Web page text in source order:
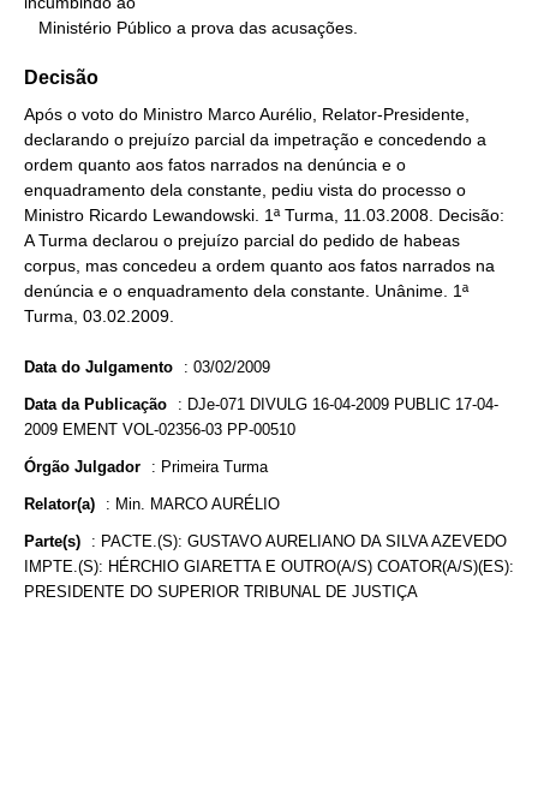
   Ministério Público a prova das acusações.
Decisão
Após o voto do Ministro Marco Aurélio, Relator-Presidente,
declarando o prejuízo parcial da impetração e concedendo a
ordem quanto aos fatos narrados na denúncia e o
enquadramento dela constante, pediu vista do processo o
Ministro Ricardo Lewandowski. 1ª Turma, 11.03.2008. Decisão:
A Turma declarou o prejuízo parcial do pedido de habeas
corpus, mas concedeu a ordem quanto aos fatos narrados na
denúncia e o enquadramento dela constante. Unânime. 1ª
Turma, 03.02.2009.
Data do Julgamento : 03/02/2009
Data da Publicação : DJe-071 DIVULG 16-04-2009 PUBLIC 17-04-
2009 EMENT VOL-02356-03 PP-00510
Órgão Julgador : Primeira Turma
Relator(a) : Min. MARCO AURÉLIO
Parte(s) : PACTE.(S): GUSTAVO AURELIANO DA SILVA AZEVEDO
IMPTE.(S): HÉRCHIO GIARETTA E OUTRO(A/S) COATOR(A/S)(ES):
PRESIDENTE DO SUPERIOR TRIBUNAL DE JUSTIÇA